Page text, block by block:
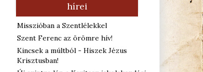
hírei
Misszióban a Szentlélekkel
Szent Ferenc az örömre hív!
Kincsek a múltból - Hiszek Jézus
Krisztusban!